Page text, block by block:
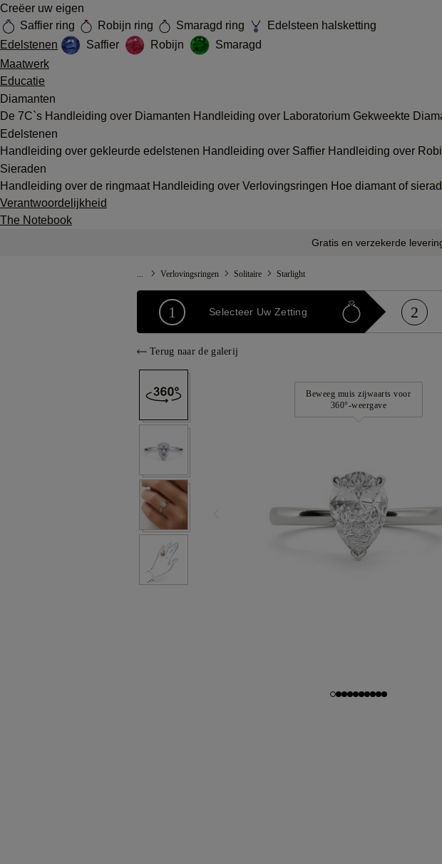
Creëer uw eigen
Saffier ring
Robijn ring Smaragd ring
Edelsteen halsketting
Edelstenen
Saffier Robijn
Smaragd
Maatwerk
Educatie
Diamanten
De 7C`s Handleiding over Diamanten Handleiding over Laboratorium Gekweekte
Edelstenen
Handleiding over gekleurde edelstenen Handleiding over Saffier Handleiding over
Sieraden
Handleiding over de ringmaat Handleiding over Verlovingsringen Hoe diamant of
Verantwoordelijkheid
The Notebook
Gratis en verzekerde
Verlovingsringen Solitaire Starlight
1 Selecteer Uw Zetting 2
Terug naar de galerij
Beweeg muis zijwaarts voor
360°-weergave